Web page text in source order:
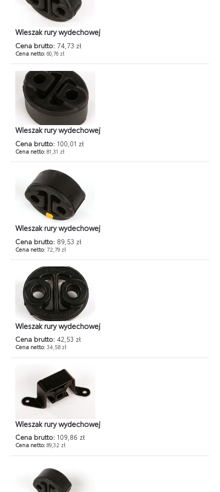
Wieszak rury wydechowej
Cena brutto: 74,73 zł
Cena netto:60,76 zł
Wieszak rury wydechowej
Cena brutto: 100,01 zł
Cena netto:81,31 zł
Wieszak rury wydechowej
Cena brutto: 89,53 zł
Cena netto: 72,79 zł
Wieszak rury wydechowej
Cena brutto: 42,53 zł
Cena netto:34,58 zł
Wieszak rury wydechowej
Cena brutto: 109,86 zł
Cena netto:89,32 zł